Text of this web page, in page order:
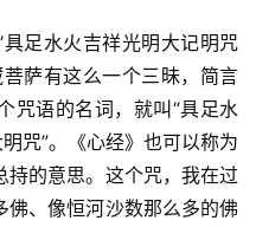
足水火吉祥光明大记明咒
萨有这么一个三昧，简言
咒语的名词，就叫“具足水
咒”。《心经》也可以称为
持的意思。这个咒，我在过
佛、像恒河沙数那么多的佛